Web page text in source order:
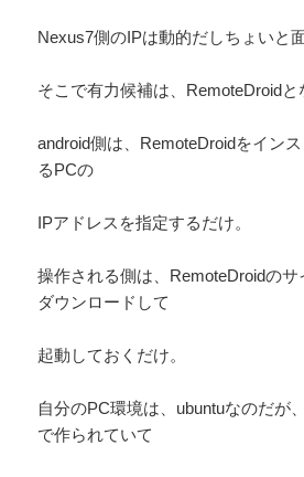
Nexus7側のIPは動的だしちょいと面
そこで有力候補は、RemoteDroidと
android側は、RemoteDroidをイン
るPCの
IPアドレスを指定するだけ。
操作される側は、RemoteDroidの
ダウンロードして
起動しておくだけ。
自分のPC環境は、ubuntuなのだが
で作られていて